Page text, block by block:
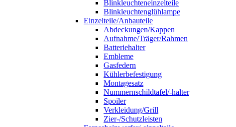
Blinkleuchteneinzelteile
Blinkleuchtenglühlampe
Einzelteile/Anbauteile
Abdeckungen/Kappen
Aufnahme/Träger/Rahmen
Batteriehalter
Embleme
Gasfedern
Kühlerbefestigung
Montagesatz
Nummernschildtafel/-halter
Spoiler
Verkleidung/Grill
Zier-/Schutzleisten